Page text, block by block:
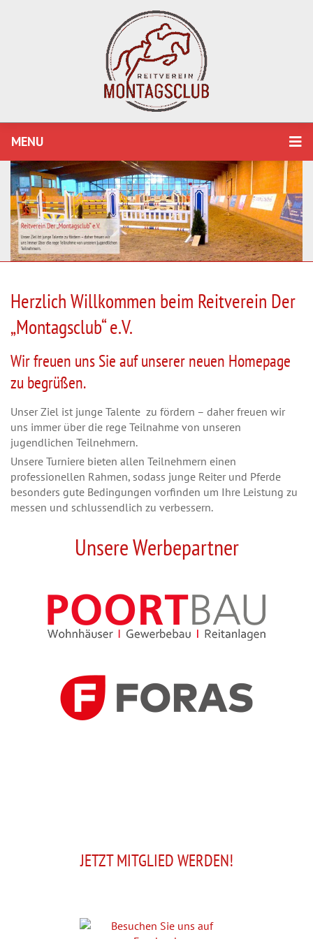
MENU
Herzlich Willkommen beim Reitverein Der
„Montagsclub“ e.V.
Wir freuen uns Sie auf unserer neuen Homepage
zu begrüßen.
Unser Ziel ist junge Talente zu fördern – daher freuen wir
uns immer über die rege Teilnahme von unseren
jugendlichen Teilnehmern.
Unsere Turniere bieten allen Teilnehmern einen
professionellen Rahmen, sodass junge Reiter und Pferde
besonders gute Bedingungen vorfinden um Ihre Leistung zu
messen und schlussendlich zu verbessern.
Unsere Werbepartner
JETZT MITGLIED WERDEN!